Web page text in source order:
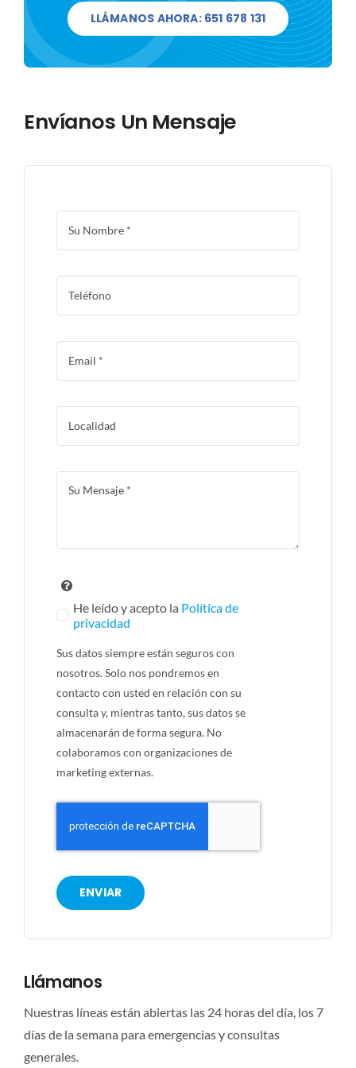
Contacto
LLÁMANOS AHORA: 651 678 131
Envíanos Un Mensaje
He leído y acepto la Política de
privacidad
Sus datos siempre están seguros con
nosotros. Solo nos pondremos en
contacto con usted en relación con su
consulta y, mientras tanto, sus datos se
almacenarán de forma segura. No
colaboramos con organizaciones de
marketing externas.
ENVIAR
Llámanos
Nuestras líneas están abiertas las 24 horas del día, los 7
días de la semana para emergencias y consultas
generales.